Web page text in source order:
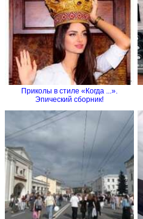
Приколы в стиле «Когда ...».
Эпический сборник!